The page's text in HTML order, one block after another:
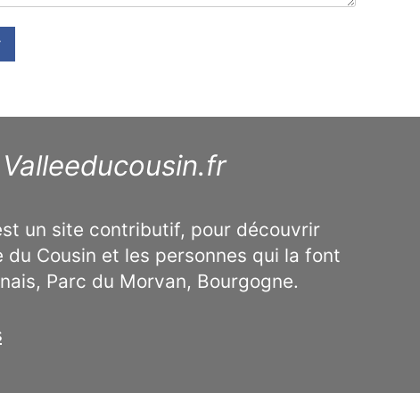
un site contributif, pour découvrir
du Cousin et les personnes qui la font
Parc du Morvan, Bourgogne.